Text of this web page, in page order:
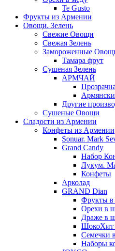
Te Gusto
Фрукты из Армении
Овощи. Зелень
Свежие Овощи
Свежая Зелень
Замороженные
Тамара фрут
Сушеная Зелень
АРМЧАЙ
Другие
Сушеные Овощи
Сладости из Армении
Конфеты из Армении
Sonuar. Mark
Grand Candy
Набор
Лукум.
Конфеты
Арколад
GRAND Dian
Фрукты в
Орехи в
Драже в
ШокоХит
Семечки
Наборы